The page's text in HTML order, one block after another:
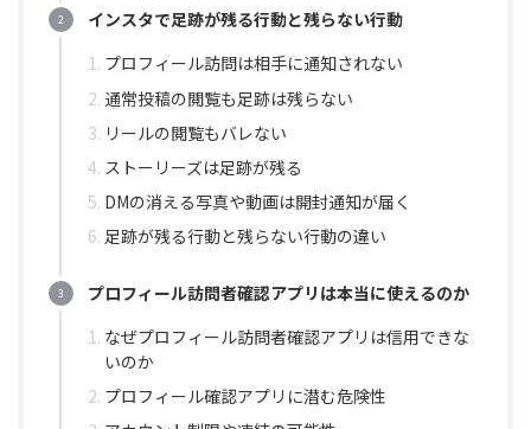
インスタで足跡が残る行動と残らない行動
プロフィール訪問は相手に通知されない
通常投稿の閲覧も足跡は残らない
リールの閲覧もバレない
ストーリーズは足跡が残る
DMの消える写真や動画は開封通知が届く
足跡が残る行動と残らない行動の違い
プロフィール訪問者確認アプリは本当に使えるのか
なぜプロフィール訪問者確認アプリは信用できな
いのか
プロフィール確認アプリに潜む危険性